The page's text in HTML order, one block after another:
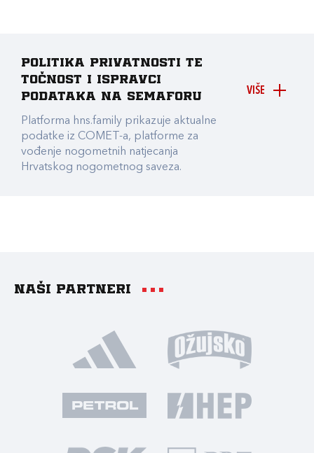
VIŠE
Politika privatnosti te
točnost i ispravci
podataka na Semaforu
Platforma hns.family prikazuje aktualne
podatke iz COMET-a, platforme za
vođenje nogometnih natjecanja
Hrvatskog nogometnog saveza.
Naši partneri